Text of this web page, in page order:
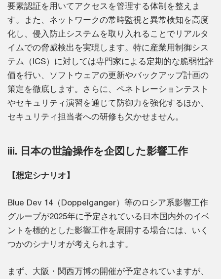
要素認証を用いてアクセスを管理する体制を整えま
す。また、ネットワークの常時監視と異常検知を高度
化し、侵入防止システムを取り入れることでリアルタ
イムでの脅威検出を実現します。特に産業用制御シス
テム（ICS）に対しては専門家による定期的な脆弱性評
価を行い、ソフトウェアの更新やバックアップ計画の
策定を徹底します。さらに、ペネトレーションテスト
やセキュリティ演習を通じて防御力を強化するほか、
セキュリティ担当者への研修も欠かせません。
iii. 日本の世論操作を企図した影響工作
【想定シナリオ】
Blue Dev 14（Doppelganger）等のロシア系影響工作
グループが2025年に予定されている日本国内外のイベ
ントを標的とした影響工作を展開する場合には、いく
つかのシナリオが考えられます。
まず、大阪・関西万博の開催が予定されていますが、